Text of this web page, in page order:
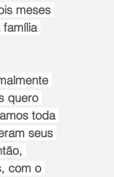
meses
quero
toda
seus
com o